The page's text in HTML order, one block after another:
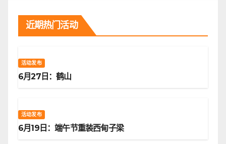
近期热门活动
活动发布
6月27日：鹤山
活动发布
6月19日：端午节重装西甸子梁